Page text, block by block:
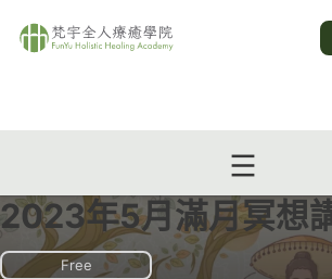
2023年5月滿月冥想
Free